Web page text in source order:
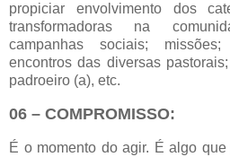
propiciar envolvimento dos
transformadoras na
campanhas sociais;
encontros das diversas
padroeiro (a), etc.
06 – COMPROMISSO:
É o momento do agir. É algo